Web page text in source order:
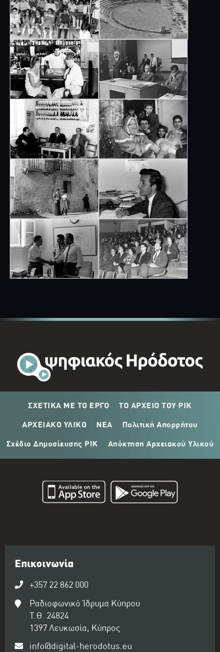
ΣΧΕΤΙΚΑ ΜΕ ΤΟ ΕΡΓΟ ΤΟ ΑΡΧΕΙΟ ΤΟΥ ΡΙΚ
ΑΡΧΕΙΑΚΟ ΥΛΙΚΟ ΝΕΑ Πολιτική Απορρήτου
Σχέδιο Δημοσίευσης ΡΙΚ Απόκτηση Αρχειακού Υλικού
Επικοινωνία
+357 22 862 000
Ραδιοφωνικό Ίδρυμα Κύπρου
Τ.Θ. 24824
1397 Λευκωσία, Κύπρος
info@digital-herodotus.eu